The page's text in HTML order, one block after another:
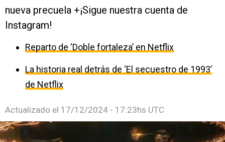
nueva precuela +¡Sigue nuestra cuenta de
Instagram!
Reparto de ‘Doble fortaleza’ en Netflix
La historia real detrás de ‘El secuestro de 1993’
de Netflix
Actualizado el 17/12/2024 - 17:23hs UTC